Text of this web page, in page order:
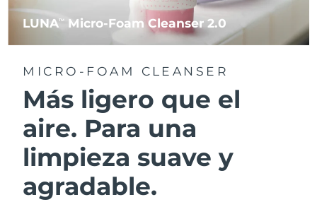
LUNATM Micro-Foam Cleanser 2.0
MICRO-FOAM CLEANSER
Más ligero que el
aire. Para una
limpieza suave y
agradable.